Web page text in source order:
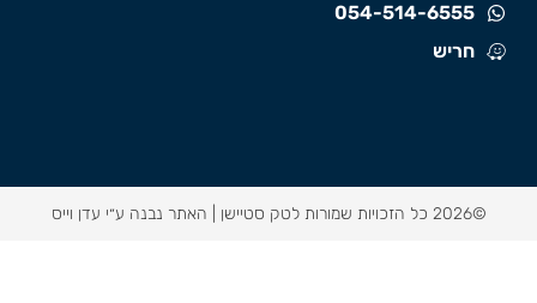
054-514-6555
חריש
האתר נבנה ע״י עדן וייס